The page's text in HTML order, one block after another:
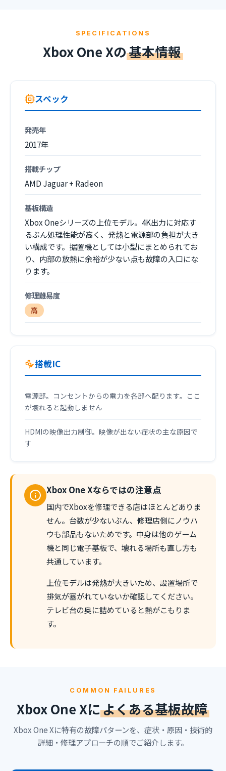
SPECIFICATIONS
Xbox One Xの基本情報
スペック
発売年
2017年
搭載チップ
AMD Jaguar + Radeon
基板構造
Xbox Oneシリーズの上位モデル。4K出力に対応す
るぶん処理性能が高く、発熱と電源部の負担が大き
い構成です。据置機としては小型にまとめられてお
り、内部の放熱に余裕が少ない点も故障の入口にな
ります。
修理難易度
高
搭載IC
電源部。コンセントからの電力を各部へ配ります。ここ
が壊れると起動しません
HDMIの映像出力制御。映像が出ない症状の主な原因で
す
Xbox One Xならではの注意点
国内でXboxを修理できる店はほとんどありま
せん。台数が少ないぶん、修理店側にノウハ
ウも部品もないためです。中身は他のゲーム
機と同じ電子基板で、壊れる場所も直し方も
共通しています。
上位モデルは発熱が大きいため、設置場所で
排気が塞がれていないか確認してください。
テレビ台の奥に詰めていると熱がこもりま
す。
COMMON FAILURES
Xbox One Xによくある基板故障
Xbox One Xに特有の故障パターンを、症状・原因・技術的
詳細・修理アプローチの順でご紹介します。